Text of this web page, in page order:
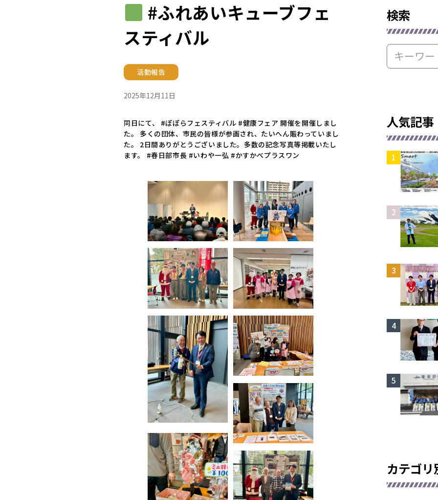
#ふれあいキューブフェ
スティバル
活動報告
2025年12月11日
同日にて、 #ぽぽらフェスティバル #健康フェア 開催を開催しまし
た。 多くの団体、市民の皆様が参画され、たいへん賑わっていまし
た。 2日間ありがとうございました。多数の記念写真等掲載いたし
ます。 #春日部市長 #いわや一弘 #かすかべプラスワン
検索
人気記事
カテゴリ